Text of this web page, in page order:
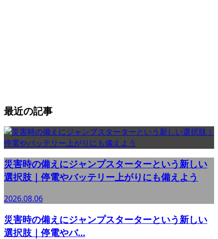
最近の記事
災害時の備えにジャンプスターターという新しい
選択肢｜停電やバッテリー上がりにも備えよう
2026.08.06
災害時の備えにジャンプスターターという新しい
選択肢｜停電やバ...